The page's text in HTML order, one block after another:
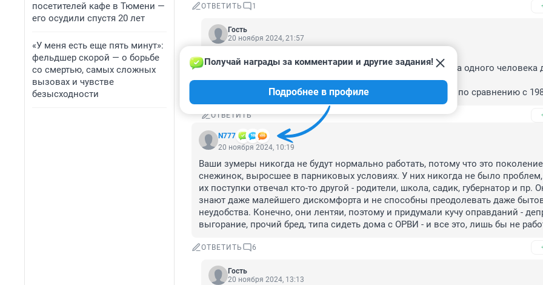
посетителей кафе в Тюмени —
его осудили спустя 20 лет
«У меня есть еще пять минут»:
фельдшер скорой — о борьбе
со смертью, самых сложных
вызовах и чувстве
безысходности
ОТВЕТИТЬ 1
Гость
20 ноября 2024, 21:57
Вы не сравнивайте 1987 год и наше время.
В наше время никто не подскажет на работе , , да еще и на одного человека
участка работы навешают.
Совсем разные взаимоотношения в коллективе сейчас по сравнению с
ОТВЕТИТЬ
N777
Получай награды за комментарии и другие задания!
Подробнее в профиле
20 ноября 2024, 10:19
Ваши зумеры никогда не будут нормально работать, потому что это поколение
снежинок, выросшее в парниковых условиях. У них никогда не было
их поступки отвечал кто-то другой - родители, школа, садик, губернатор и пр.
знают даже малейшего дискомфорта и не способны преодолевать даже
неудобства. Конечно, они лентяи, поэтому и придумали кучу оправданий -
выгорание, прочий бред, типа сидеть дома с ОРВИ - и все это, лишь бы не
ОТВЕТИТЬ 6
Гость
20 ноября 2024, 13:13